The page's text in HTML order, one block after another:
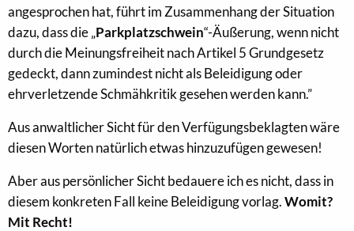
angesprochen hat, führt im Zusammenhang der Situation
dazu, dass die „Parkplatzschwein“-Äußerung, wenn nicht
durch die Meinungsfreiheit nach Artikel 5 Grundgesetz
gedeckt, dann zumindest nicht als Beleidigung oder
ehrverletzende Schmähkritik gesehen werden kann.”
Aus anwaltlicher Sicht für den Verfügungsbeklagten wäre
diesen Worten natürlich etwas hinzuzufügen gewesen!
Aber aus persönlicher Sicht bedauere ich es nicht, dass in
diesem konkreten Fall keine Beleidigung vorlag.Womit?
Mit Recht!